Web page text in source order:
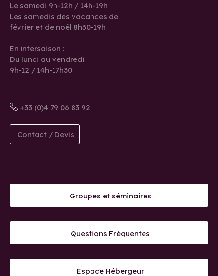
Le samedi 9h-12h / 14h-19h
Les samedis des vacances de
février et de noël 8h30-19h
En intersaison :
Du lundi au vendredi
9h-12 / 14h-17h30
+33 (0)4 79 06 83 92
Contact / Devis
Groupes et séminaires
Questions Fréquentes
Espace Hébergeur